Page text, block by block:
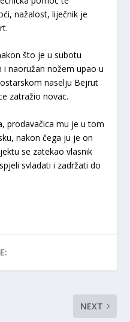
nažalost, liječnik je
što je u subotu
i naoružan nožem upao u
naselju Bejrut
zatražio novac.
prodavačica mu je u tom
nakon čega ju je on
se zatekao vlasnik
svladati i zadržati do
NEXT